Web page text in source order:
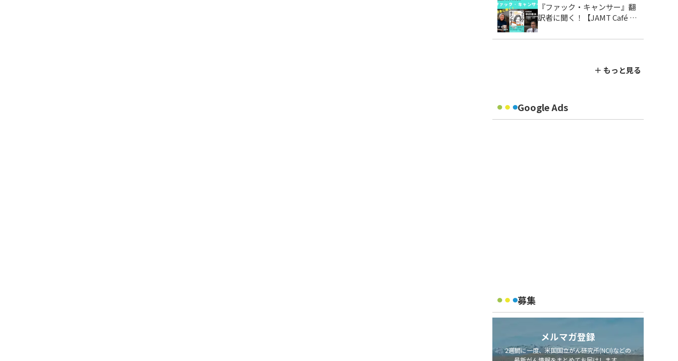
『ファック・キャンサー』翻
訳者に聞く！【JAMT Café お
＋ もっと見る
Google Ads
募集
メルマガ登録
2週間に一度、米国国立がん研究所(NCI)などの